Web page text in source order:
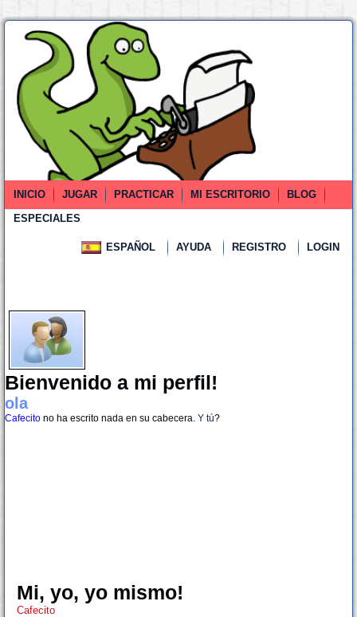
INICIO JUGAR PRACTICAR MI ESCRITORIO
BLOG
ESPECIALES
ESPAÑOL AYUDA REGISTRO LOGIN
Bienvenido a mi perfil!
ola
Cafecito no ha escrito nada en su cabecera. Y tú?
Mi, yo, yo mismo!
Cafecito